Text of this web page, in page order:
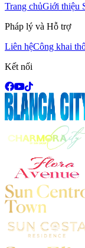
Trang chủGiới thiệu
Pháp lý và Hỗ trợ
Liên hệCông khai
Kết nối